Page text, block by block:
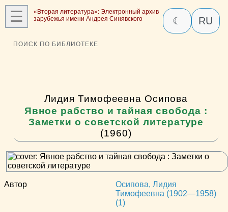
☰
«Вторая литература»: Электронный архив
зарубежья имени Андрея Синявского
☾ RU
ПОИСК ПО БИБЛИОТЕКЕ
Лидия Тимофеевна Осипова
Явное рабство и тайная свобода :
Заметки о советской литературе
(1960)
Автор
Осипова, Лидия
Тимофеевна (1902—1958)
(1)